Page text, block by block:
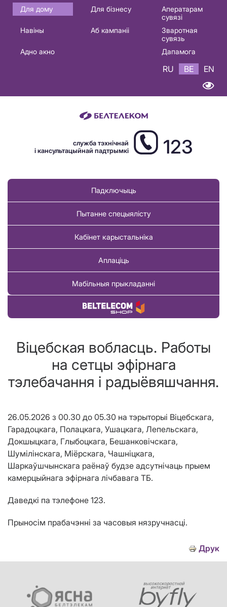
Основная
навигация
Для дому Для бізнесу
Аператарам
сувязі
Навіны
Аб кампаніі
Зваротная
сувязь
Адно акно
Дапамога
RU BE EN
служба тэхнічнай
і кансультацыйнай падтрымкі
123
Падключыць
Пытанне спецыялісту
Кабінет карыстальніка
Аплаціць
Мабільныя прыкладанні
Купіць тавар
Віцебская вобласць. Работы
на сетцы эфірнага
тэлебачання і радыёвяшчання.
26.05.2026 з 00.30 до 05.30 на тэрыторыі Віцебскага,
Гарадоцкага, Полацкага, Ушацкага, Лепельскага,
Докшыцкага, Глыбоцкага, Бешанковічскага,
Шумілінскага, Міёрскага, Чашніцкага,
Шаркаўшчынскага раёнаў будзе адсутнічаць прыем
камерцыйнага эфірнага лічбавага ТБ.
Даведкі па тэлефоне 123.
Прыносім прабачэнні за часовыя нязручнасці.
Друк